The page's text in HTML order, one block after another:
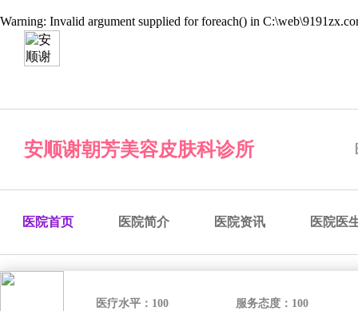
Warning: Invalid argument supplied for foreach() in
安顺谢朝芳美容皮肤科诊所
医院首页 医院简介 医院资讯 医院医
医疗水平： 100 服务态度： 100